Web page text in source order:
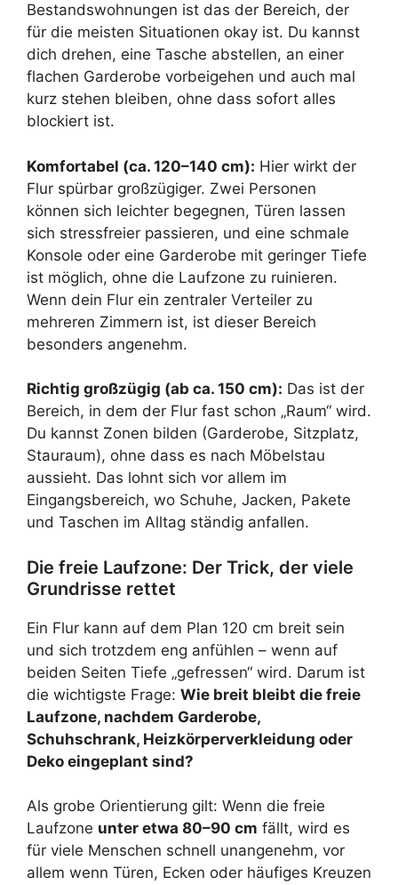
Bestandswohnungen ist das der Bereich, der
für die meisten Situationen okay ist. Du kannst
dich drehen, eine Tasche abstellen, an einer
flachen Garderobe vorbeigehen und auch mal
kurz stehen bleiben, ohne dass sofort alles
blockiert ist.
Komfortabel (ca. 120–140 cm): Hier wirkt der
Flur spürbar großzügiger. Zwei Personen
können sich leichter begegnen, Türen lassen
sich stressfreier passieren, und eine schmale
Konsole oder eine Garderobe mit geringer Tiefe
ist möglich, ohne die Laufzone zu ruinieren.
Wenn dein Flur ein zentraler Verteiler zu
mehreren Zimmern ist, ist dieser Bereich
besonders angenehm.
Richtig großzügig (ab ca. 150 cm): Das ist der
Bereich, in dem der Flur fast schon „Raum“ wird.
Du kannst Zonen bilden (Garderobe, Sitzplatz,
Stauraum), ohne dass es nach Möbelstau
aussieht. Das lohnt sich vor allem im
Eingangsbereich, wo Schuhe, Jacken, Pakete
und Taschen im Alltag ständig anfallen.
Die freie Laufzone: Der Trick, der viele
Grundrisse rettet
Ein Flur kann auf dem Plan 120 cm breit sein
und sich trotzdem eng anfühlen – wenn auf
beiden Seiten Tiefe „gefressen“ wird. Darum ist
die wichtigste Frage: Wie breit bleibt die freie
Laufzone, nachdem Garderobe,
Schuhschrank, Heizkörperverkleidung oder
Deko eingeplant sind?
Als grobe Orientierung gilt: Wenn die freie
Laufzone unter etwa 80–90 cm fällt, wird es
für viele Menschen schnell unangenehm, vor
allem wenn Türen, Ecken oder häufiges Kreuzen